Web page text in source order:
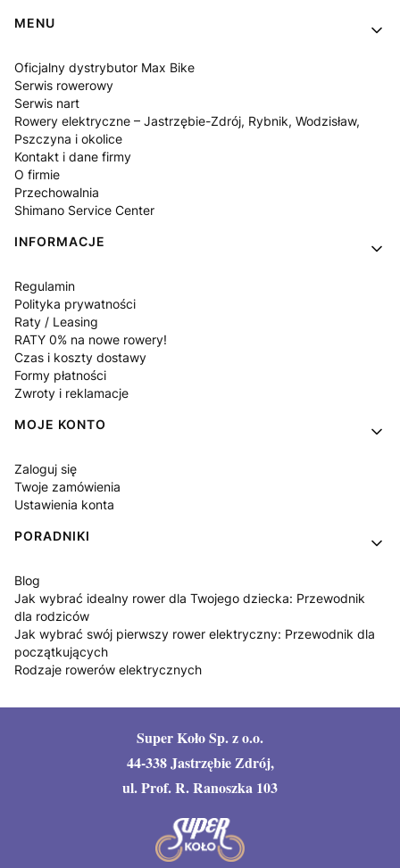
Linki w stopce
MENU
Oficjalny dystrybutor Max Bike
Serwis rowerowy
Serwis nart
Rowery elektryczne – Jastrzębie-Zdrój, Rybnik, Wodzisław,
Pszczyna i okolice
Kontakt i dane firmy
O firmie
Przechowalnia
Shimano Service Center
INFORMACJE
Regulamin
Polityka prywatności
Raty / Leasing
RATY 0% na nowe rowery!
Czas i koszty dostawy
Formy płatności
Zwroty i reklamacje
MOJE KONTO
Zaloguj się
Twoje zamówienia
Ustawienia konta
PORADNIKI
Blog
Jak wybrać idealny rower dla Twojego dziecka: Przewodnik
dla rodziców
Jak wybrać swój pierwszy rower elektryczny: Przewodnik dla
początkujących
Rodzaje rowerów elektrycznych
Super Koło Sp. z o.o.
44-338 Jastrzębie Zdrój,
ul. Prof. R. Ranoszka 103